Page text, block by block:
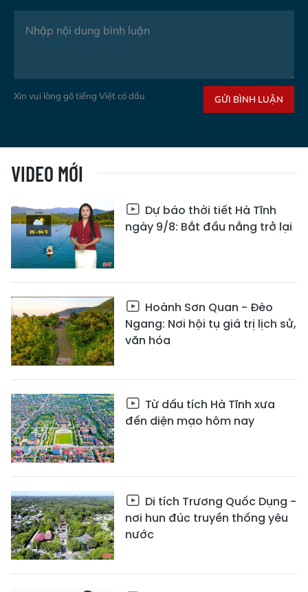
Xin vui lòng gõ tiếng Việt có dấu GỬI BÌNH LUẬN
VIDEO MỚI
Dự báo thời tiết Hà Tĩnh
ngày 9/8: Bắt đầu nắng trở lại
Hoành Sơn Quan - Đèo
Ngang: Nơi hội tụ giá trị lịch sử,
văn hóa
Từ dấu tích Hà Tĩnh xưa
đến diện mạo hôm nay
Di tích Trương Quốc Dụng -
nơi hun đúc truyền thống yêu
nước